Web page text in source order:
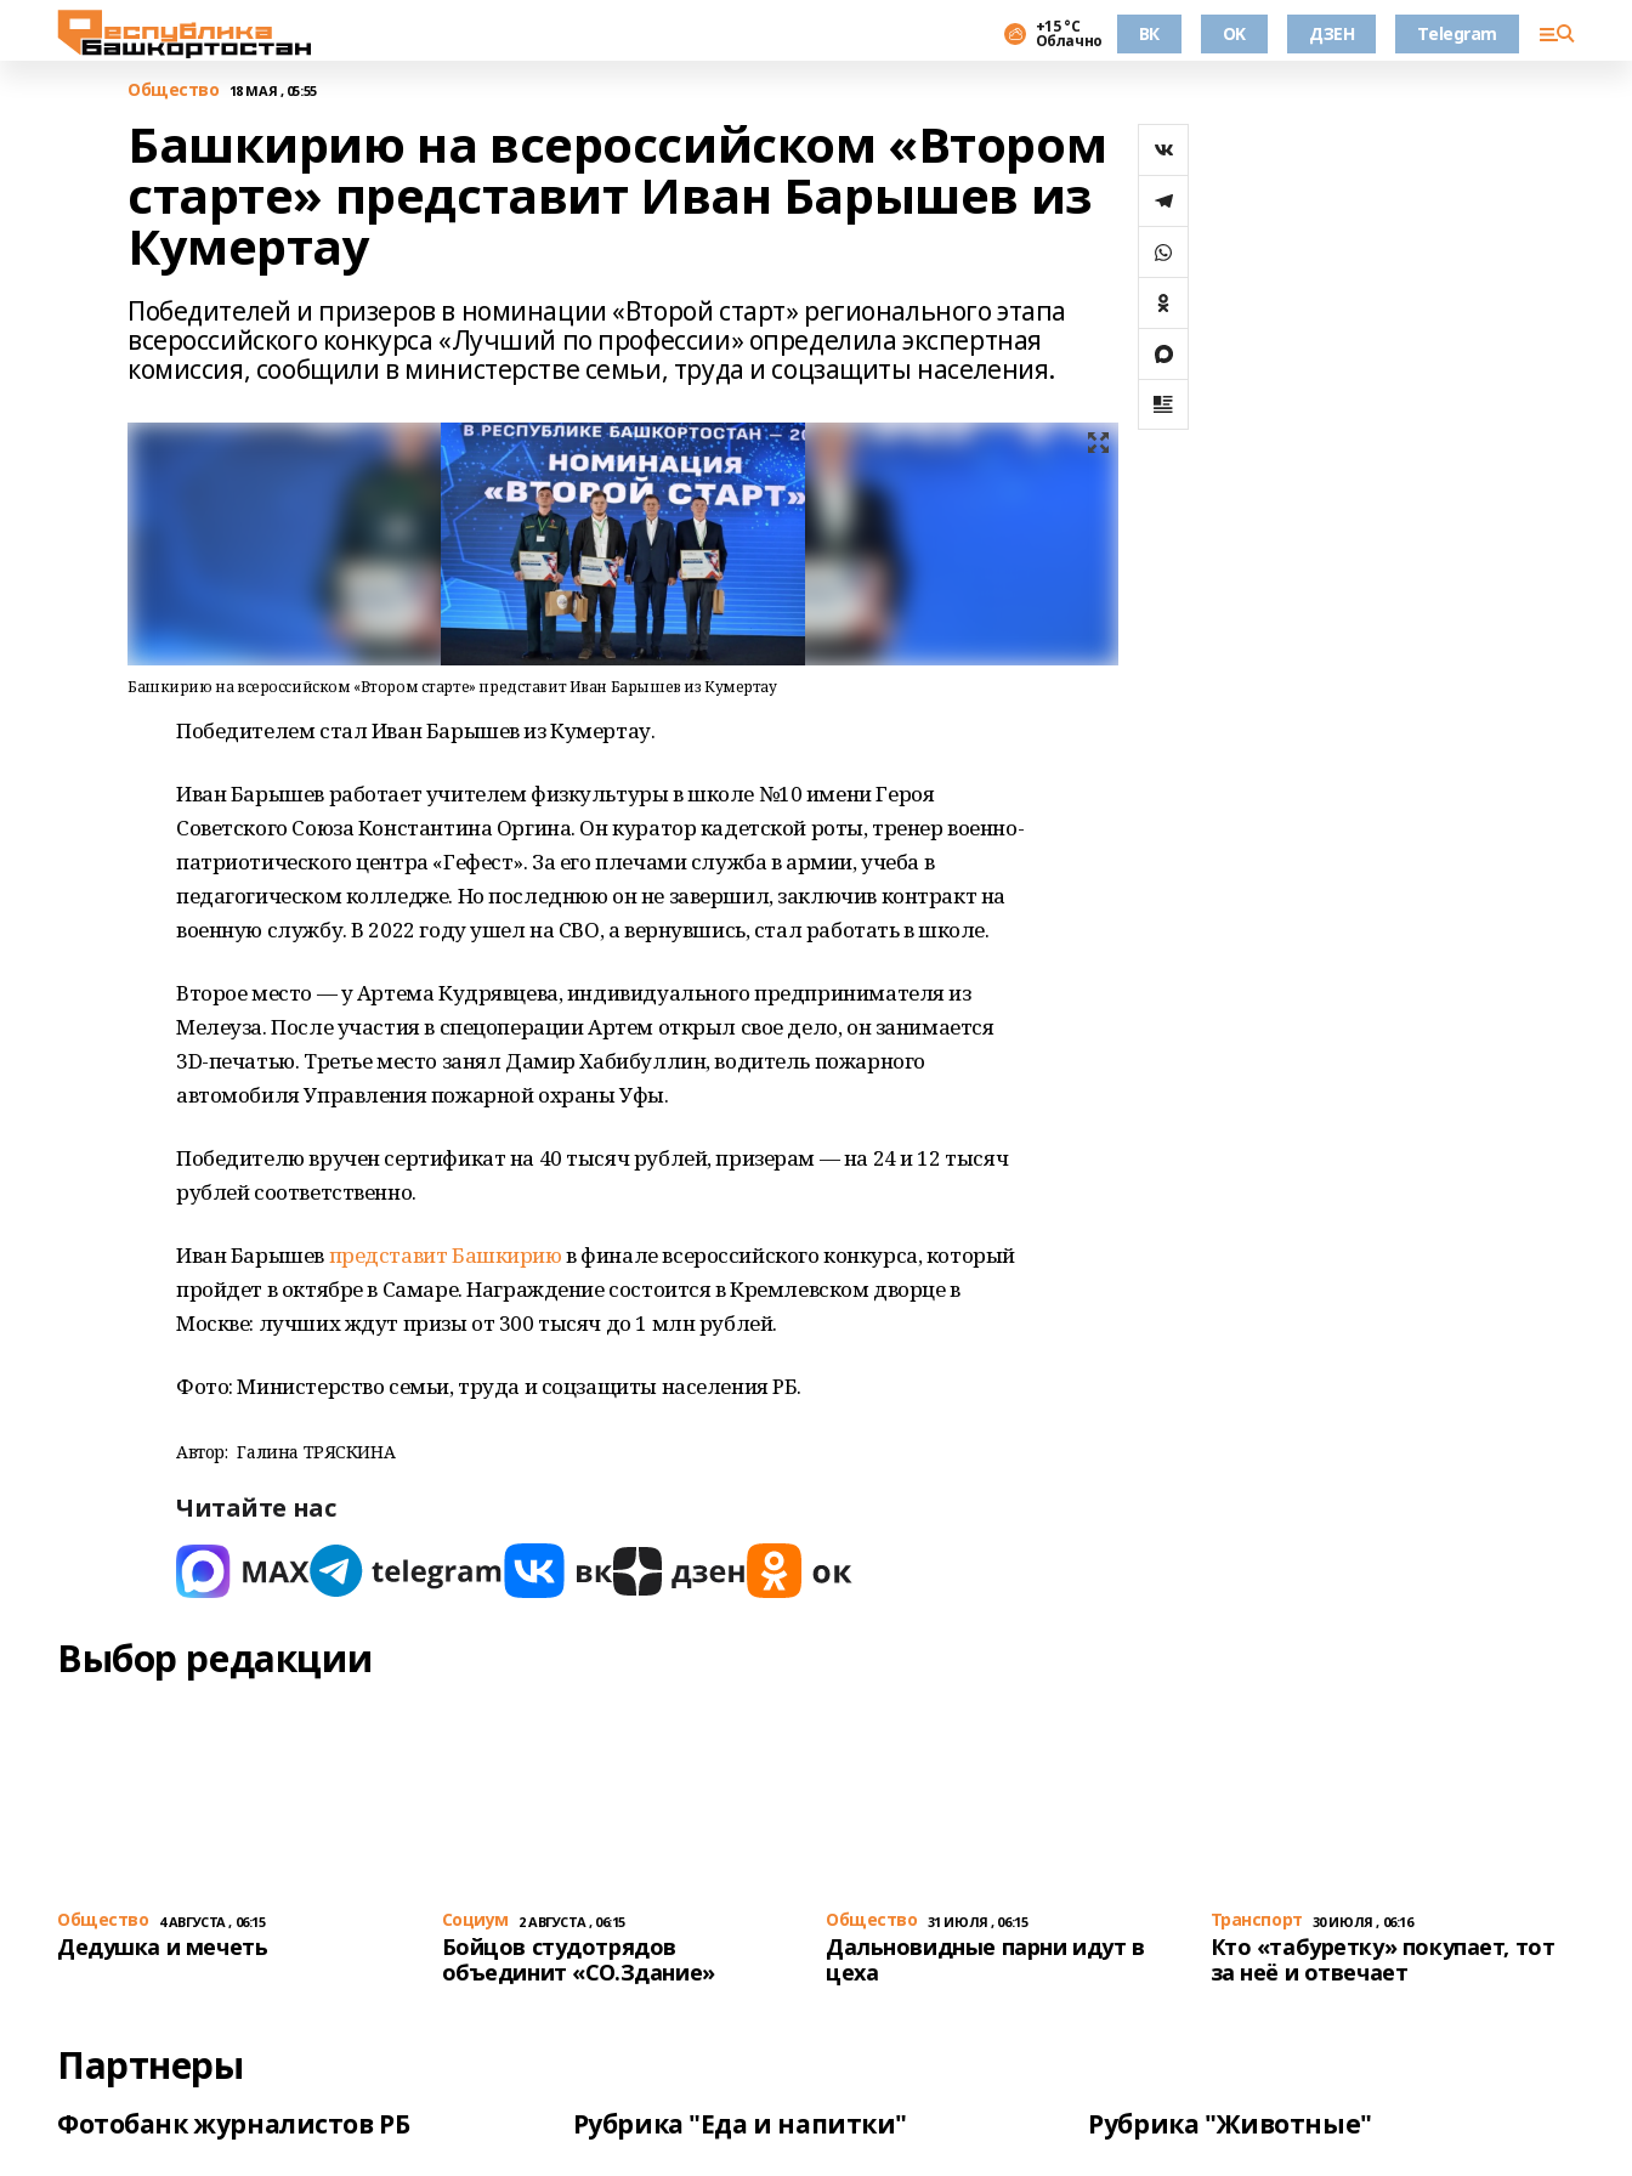
+15 °С
Облачно ВК OK ДЗЕН Telegram
Общество 18 МАЯ , 05:55
Башкирию на всероссийском «Втором
старте» представит Иван Барышев из
Кумертау
Победителей и призеров в номинации «Второй старт» регионального этапа
всероссийского конкурса «Лучший по профессии» определила экспертная
комиссия, сообщили в министерстве семьи, труда и соцзащиты населения.
Башкирию на всероссийском «Втором старте» представит Иван Барышев из Кумертау
Победителем стал Иван Барышев из Кумертау.
Иван Барышев работает учителем физкультуры в школе №10 имени Героя
Советского Союза Константина Оргина. Он куратор кадетской роты, тренер военно-
патриотического центра «Гефест». За его плечами служба в армии, учеба в
педагогическом колледже. Но последнюю он не завершил, заключив контракт на
военную службу. В 2022 году ушел на СВО, а вернувшись, стал работать в школе.
Второе место — у Артема Кудрявцева, индивидуального предпринимателя из
Мелеуза. После участия в спецоперации Артем открыл свое дело, он занимается
3D-печатью. Третье место занял Дамир Хабибуллин, водитель пожарного
автомобиля Управления пожарной охраны Уфы.
Победителю вручен сертификат на 40 тысяч рублей, призерам — на 24 и 12 тысяч
рублей соответственно.
Иван Барышевпредставит Башкириюв финале всероссийского конкурса, который
пройдет в октябре в Самаре. Награждение состоится в Кремлевском дворце в
Москве: лучших ждут призы от 300 тысяч до 1 млн рублей.
Фото: Министерство семьи, труда и соцзащиты населения РБ.
Автор: Галина ТРЯСКИНА
Читайте нас
Выбор редакции
Общество 4 АВГУСТА , 06:15
Дедушка и мечеть
Cоциум 2 АВГУСТА , 06:15
Бойцов студотрядов
объединит «СО.Здание»
Общество 31 ИЮЛЯ , 06:15
Дальновидные парни идут в
цеха
Транспорт 30 ИЮЛЯ , 06:16
Кто «табуретку» покупает, тот
за неё и отвечает
Партнеры
Фотобанк журналистов РБ Рубрика "Еда и напитки" Рубрика "Животные"